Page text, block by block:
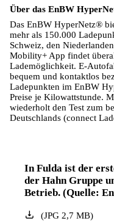
Über das EnBW
Das EnBW HyperNetz®
mehr als 150.000
Schweiz, den
Mobility+ App findet
Lademöglichkeit. E-
bequem und kontaktlos
Ladepunkten im EnBW
Preise je Kilowattstunde.
wiederholt den Test zum
Deutschlands (connect
In Fulda ist der
der Hahn Gruppe
Betrieb. (Quelle:
(JPG2,7 MB)